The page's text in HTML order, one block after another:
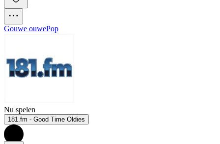
Gouwe ouwePop
Nu spelen
181.fm - Good Time Oldies